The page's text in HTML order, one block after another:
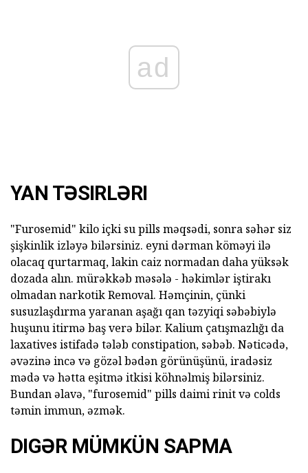
ad
YAN TƏSIRLƏRI
"Furosemid" kilo içki su pills məqsədi, sonra səhər siz
şişkinlik izləyə bilərsiniz. eyni dərman köməyi ilə
olacaq qurtarmaq, lakin caiz normadan daha yüksək
dozada alın. mürəkkəb məsələ - həkimlər iştirakı
olmadan narkotik Removal. Həmçinin, çünki
susuzlaşdırma yaranan aşağı qan təzyiqi səbəbiylə
huşunu itirmə baş verə bilər. Kalium çatışmazlığı da
laxatives istifadə tələb constipation, səbəb. Nəticədə,
əvəzinə incə və gözəl bədən görünüşünü, iradəsiz
mədə və hətta eşitmə itkisi köhnəlmiş bilərsiniz.
Bundan əlavə, "furosemid" pills daimi rinit və colds
təmin immun, əzmək.
DIGƏR MÜMKÜN SAPMA